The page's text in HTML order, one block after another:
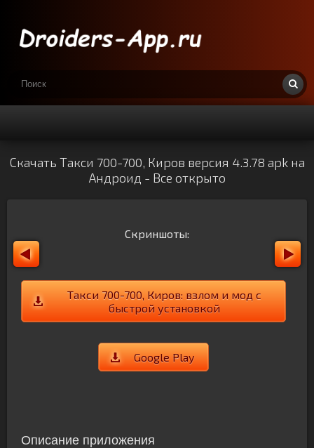
Скачать Такси 700-700, Киров версия 4.3.78 apk на
Андроид - Все открыто
Скриншоты:
Такси 700-700, Киров: взлом и мод с
быстрой установкой
Google Play
Описание приложения